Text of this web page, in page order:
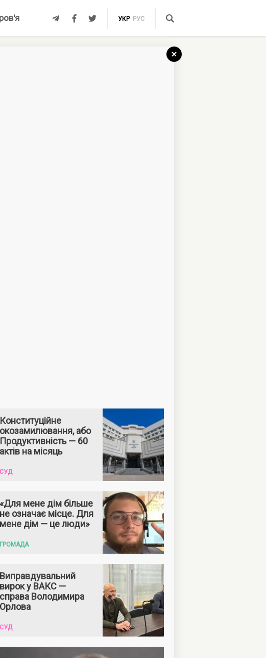
УКР РУС
Конституційне
окозамилювання, або
Продуктивність — 60
актів на місяць
СУД
«Для мене дім більше
не означає місце. Для
мене дім — це люди»
ГРОМАДА
Виправдувальний
вирок у ВАКС —
справа Володимира
Орлова
СУД